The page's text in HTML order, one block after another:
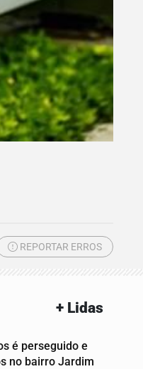
REPORTAR ERROS
+ Lidas
é perseguido e
no bairro Jardim